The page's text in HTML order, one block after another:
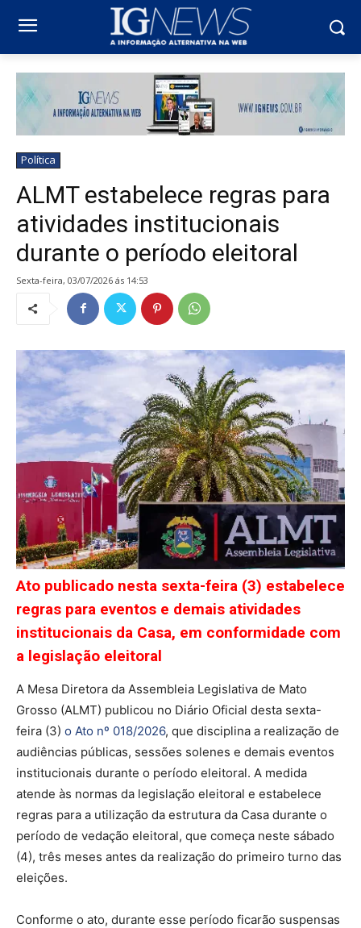
Política
ALMT estabelece regras para
atividades institucionais
durante o período eleitoral
sexta-feira, 03/07/2026 ás 14:53
Ato publicado nesta sexta-feira (3) estabelece
regras para eventos e demais atividades
institucionais da Casa, em conformidade com
a legislação eleitoral
A Mesa Diretora da Assembleia Legislativa de Mato
Grosso (ALMT) publicou no Diário Oficial desta sexta-
feira (3) o Ato nº 018/2026, que disciplina a realização de
audiências públicas, sessões solenes e demais eventos
institucionais durante o período eleitoral. A medida
atende às normas da legislação eleitoral e estabelece
regras para a utilização da estrutura da Casa durante o
período de vedação eleitoral, que começa neste sábado
(4), três meses antes da realização do primeiro turno das
eleições.
Conforme o ato, durante esse período ficarão suspensas